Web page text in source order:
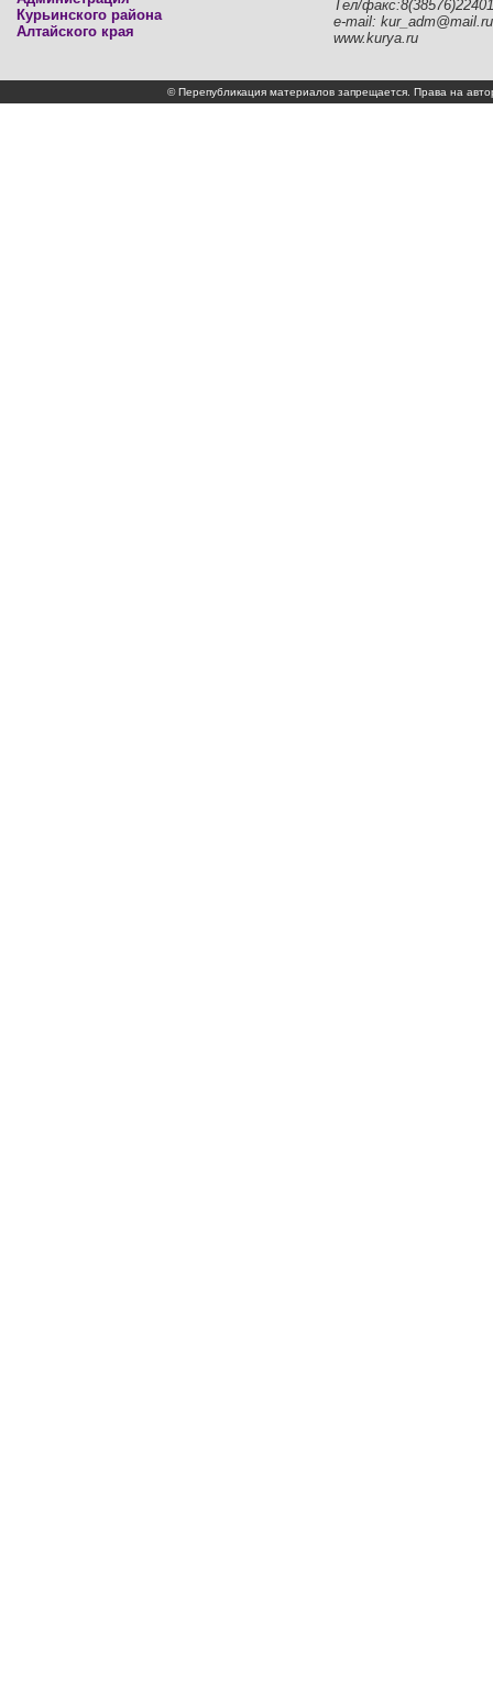
Курьинского района
Алтайского края
Тел/факс:8(38576)22401
e-mail: kur_adm@mail.ru
www.kurya.ru
© Перепубликация материалов запрещается. Права